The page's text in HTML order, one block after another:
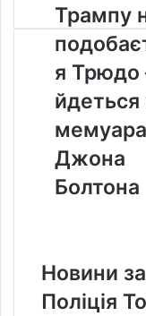
Трампу
не
подобається
Трюдо
–
йдеться
мемуарах
Джона
Болтона
Трампу
я Трюдо
йдеться
Джона
Болтона
Новини
Поліція